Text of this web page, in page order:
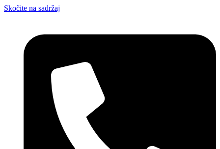
Skočite na sadržaj